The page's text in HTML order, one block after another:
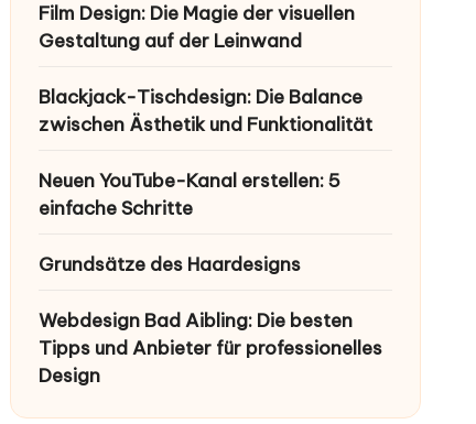
Film Design: Die Magie der visuellen
Gestaltung auf der Leinwand
Blackjack-Tischdesign: Die Balance
zwischen Ästhetik und Funktionalität
Neuen YouTube-Kanal erstellen: 5
einfache Schritte
Grundsätze des Haardesigns
Webdesign Bad Aibling: Die besten
Tipps und Anbieter für professionelles
Design